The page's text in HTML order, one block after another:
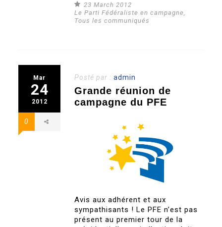
23 March 2012
Le Parti Fédéraliste en campagne
Tous les communiqués
Mar
24
2012
0
Posté par :admin
Grande réunion de
campagne du PFE
Avis aux adhérent et aux
sympathisants ! Le PFE n’est pas
présent au premier tour de la